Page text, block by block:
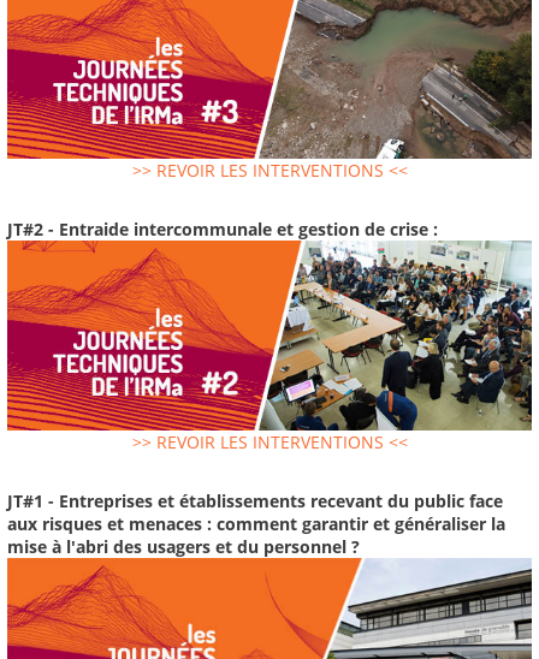
>> REVOIR LES INTERVENTIONS <<
JT#2 - Entraide intercommunale et gestion de crise :
>> REVOIR LES INTERVENTIONS <<
JT#1 - Entreprises et établissements recevant du public face
aux risques et menaces : comment garantir et généraliser la
mise à l'abri des usagers et du personnel ?